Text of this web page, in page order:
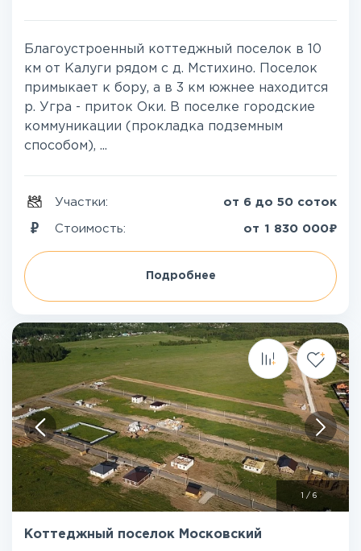
Благоустроенный коттеджный поселок в 10
км от Калуги рядом с д. Мстихино. Поселок
примыкает к бору, а в 3 км южнее находится
р. Угра - приток Оки. В поселке городские
коммуникации (прокладка подземным
способом), ...
Участки: от 6 до 50 соток
Стоимость: от 1 830 000₽
Подробнее
/ 6
Коттеджный поселок Московский